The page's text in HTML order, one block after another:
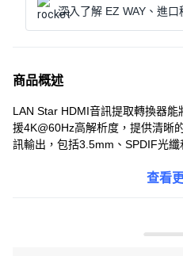
深入了解 EZ WAY、進口
商品概述
LAN Star HDMI音訊提取轉換器
援4K@60Hz高解析度，提供清晰
訊輸出，包括3.5mm、SPDIF光纖
選擇開關，可手動設定音訊聲道
查看